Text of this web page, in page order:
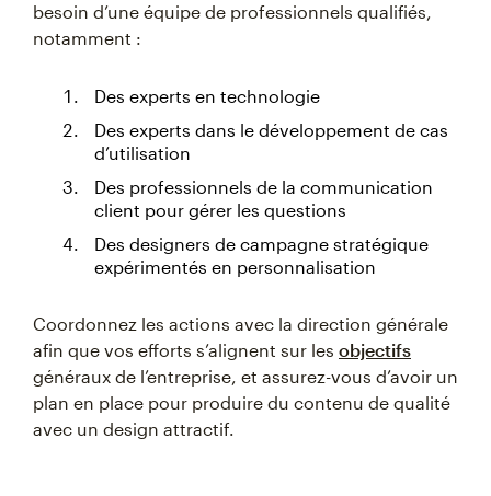
besoin d’une équipe de professionnels qualifiés,
notamment :
Des experts en technologie
Des experts dans le développement de cas
d’utilisation
Des professionnels de la communication
client pour gérer les questions
Des designers de campagne stratégique
expérimentés en personnalisation
Coordonnez les actions avec la direction générale
afin que vos efforts s’alignent sur les objectifs
généraux de l’entreprise, et assurez-vous d’avoir un
plan en place pour produire du contenu de qualité
avec un design attractif.